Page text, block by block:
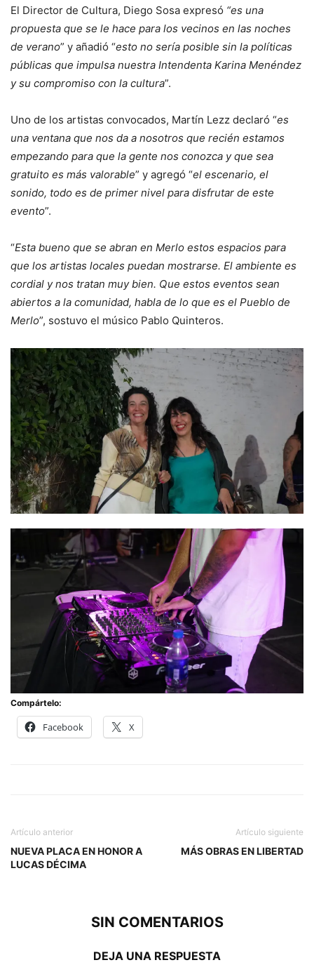
El Director de Cultura, Diego Sosa expresó “es una
propuesta que se le hace para los vecinos en las noches
de verano” y añadió “esto no sería posible sin la políticas
públicas que impulsa nuestra Intendenta Karina Menéndez
y su compromiso con la cultura”.
Uno de los artistas convocados, Martín Lezz declaró “es
una ventana que nos da a nosotros que recién estamos
empezando para que la gente nos conozca y que sea
gratuito es más valorable” y agregó “el escenario, el
sonido, todo es de primer nivel para disfrutar de este
evento”.
“Esta bueno que se abran en Merlo estos espacios para
que los artistas locales puedan mostrarse. El ambiente es
cordial y nos tratan muy bien. Que estos eventos sean
abiertos a la comunidad, habla de lo que es el Pueblo de
Merlo”, sostuvo el músico Pablo Quinteros.
Compártelo:
Facebook X
Artículo anterior
NUEVA PLACA EN HONOR A
LUCAS DÉCIMA
Artículo siguiente
MÁS OBRAS EN LIBERTAD
SIN COMENTARIOS
DEJA UNA RESPUESTA